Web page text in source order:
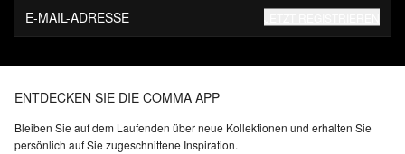
E-MAIL-ADRESSE
ENTDECKEN SIE DIE COMMA APP
Bleiben Sie auf dem Laufenden über neue Kollektionen und erhalten Sie
persönlich auf Sie zugeschnittene Inspiration.